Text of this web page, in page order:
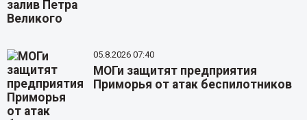
05.8.2026 07:40
МОГи защитят предприятия
Приморья от атак беспилотников